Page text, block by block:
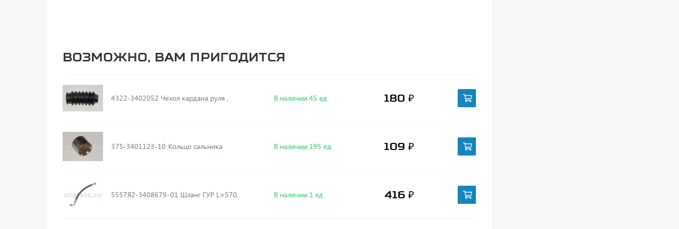
Возможно, вам пригодится
4322-3402052 Чехол кардана руля , В наличии 45 ед 180 ₽
375-3401123-10 Кольцо сальника В наличии 195 ед 109 ₽
5557Я2-3408679-01 Шланг ГУР L=570, В наличии 1 ед 416 ₽